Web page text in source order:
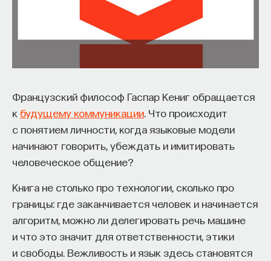
Французский философ Гаспар Кениг обращается
к будущему коммуникации . Что происходит
с понятием личности, когда языковые модели
начинают говорить, убеждать и имитировать
человеческое общение?
Книга не столько про технологии, сколько про
границы: где заканчивается человек и начинается
алгоритм, можно ли делегировать речь машине
и что это значит для ответственности, этики
и свободы. Вежливость и язык здесь становятся